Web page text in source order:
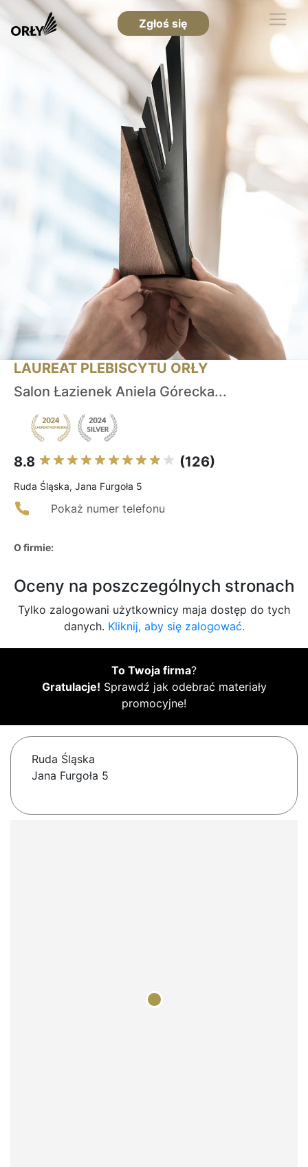
Zgłoś się
LAUREAT PLEBISCYTU ORŁY
Salon Łazienek Aniela Górecka...
8.8 (126)
Ruda Śląska, Jana Furgoła 5
Pokaż numer telefonu
O firmie:
Oceny na poszczególnych stronach
Tylko zalogowani użytkownicy maja dostęp do tych
danych. Kliknij, aby się zalogować.
To Twoja firma?
Gratulacje! Sprawdź jak odebrać materiały
promocyjne!
Ruda Śląska
Jana Furgoła 5